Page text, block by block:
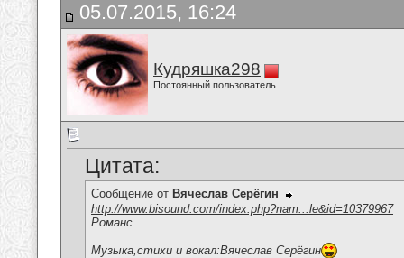
05.07.2015, 16:24
Кудряшка298
Постоянный пользователь
Цитата:
Сообщение от Вячеслав Серёгин
http://www.bisound.com/index.php?nam...le&id=10379967
Романс
Музыка,стихи и вокал:Вячеслав Серёгин